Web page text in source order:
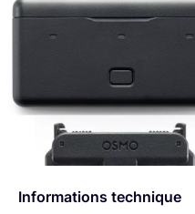
Informations technique